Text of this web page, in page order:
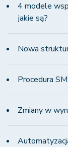
4 modele
jakie są?
Nowa
Procedura
Zmiany w